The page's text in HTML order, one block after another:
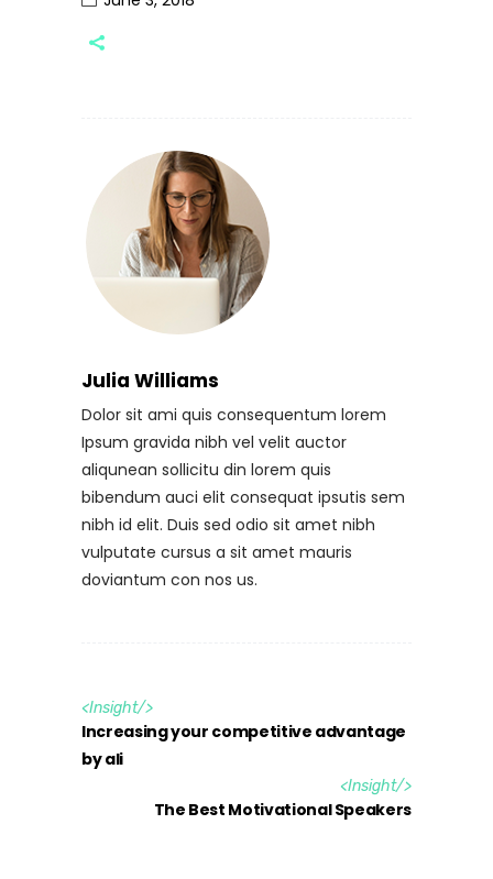
Julia Williams
Dolor sit ami quis consequentum lorem
Ipsum gravida nibh vel velit auctor
aliqunean sollicitu din lorem quis
bibendum auci elit consequat ipsutis sem
nibh id elit. Duis sed odio sit amet nibh
vulputate cursus a sit amet mauris
doviantum con nos us.
<Insight/>
Increasing your competitive advantage
by ali
<Insight/>
The Best Motivational Speakers